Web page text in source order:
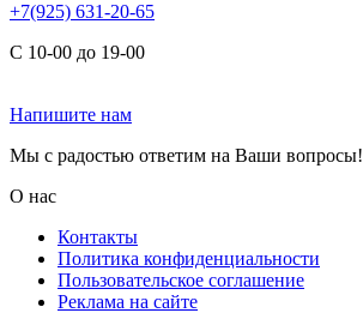
+7(925) 631-20-65
С 10-00 до 19-00
Напишите нам
Мы с радостью ответим на Ваши вопросы!
О нас
Контакты
Политика конфиденциальности
Пользовательское соглашение
Реклама на сайте